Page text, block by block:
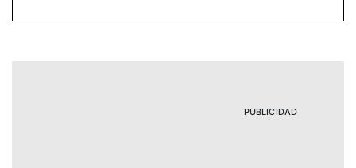
PUBLICIDAD